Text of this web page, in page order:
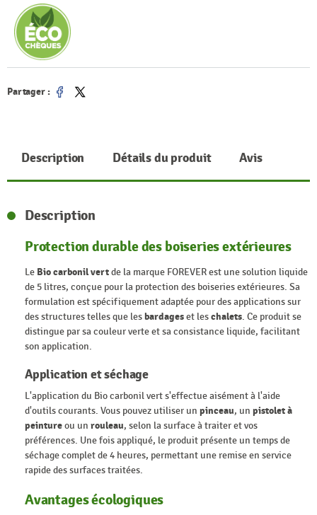
Partager :
Partager
Tweet
Description Détails du produit Avis
Description
Protection durable des boiseries extérieures
Le Bio carbonil vertde la marque FOREVER est une solution liquide
de 5 litres, conçue pour la protection des boiseries extérieures. Sa
formulation est spécifiquement adaptée pour des applications sur
des structures telles que lesbardageset leschalets. Ce produit se
distingue par sa couleur verte et sa consistance liquide, facilitant
son application.
Application et séchage
L'application du Bio carbonil vert s'effectue aisément à l'aide
d'outils courants. Vous pouvez utiliser un pinceau, un pistolet à
peintureou un rouleau, selon la surface à traiter et vos
préférences. Une fois appliqué, le produit présente un temps de
séchage complet de 4 heures, permettant une remise en service
rapide des surfaces traitées.
Avantages écologiques